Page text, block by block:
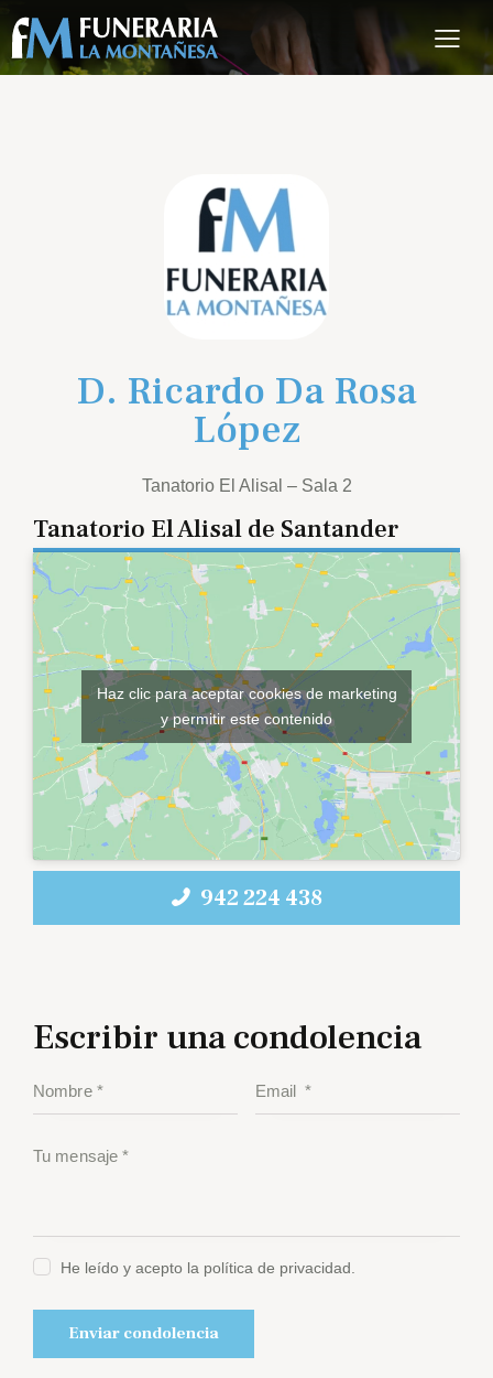
D. Ricardo Da Rosa
López
Tanatorio El Alisal – Sala 2
Tanatorio El Alisal de Santander
Haz clic para aceptar cookies de marketing
y permitir este contenido
942 224 438
Escribir una condolencia
He leído y acepto la política de privacidad.